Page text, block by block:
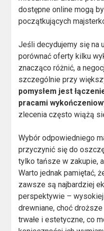
dostępne online mogą
początkujących
Jeśli decydujemy się na
porównać oferty kilku
znacząco różnić, a
szczególnie przy
pomysłem jest
pracami
zlecenia często wiążą
Wybór odpowiedniego
przyczynić się do
tylko tańsze w zakupie,
Warto jednak pamiętać,
zawsze są najbardziej
perspektywie –
drewniane, choć
trwałe i estetyczne, co